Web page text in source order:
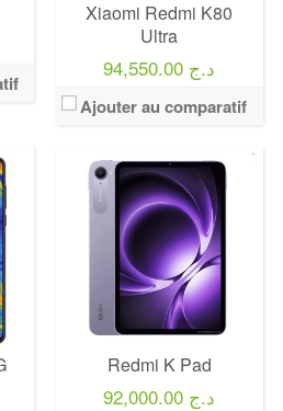
Xiaomi Redmi K80
Ultra
94,550.00 د.ج
Ajouter au comparatif
Redmi K Pad
92,000.00 د.ج